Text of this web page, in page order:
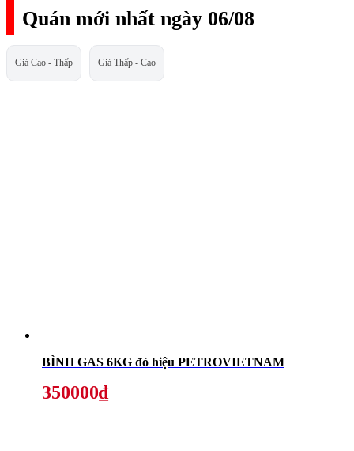
Quán mới nhất ngày 06/08
Giá Cao - Thấp Giá Thấp - Cao
BÌNH GAS 6KG đỏ hiệu PETROVIETNAM
350000₫